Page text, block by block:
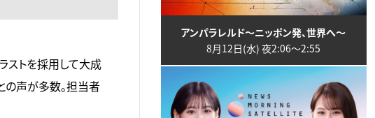
ストを採用して大成
の声が多数。担当者
アンパラレルド～ニッポン発、世界へ～
8月12日(水) 夜2:06〜2:55